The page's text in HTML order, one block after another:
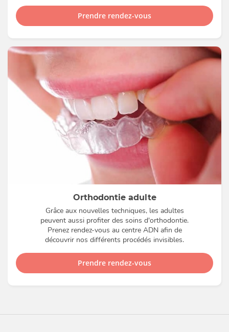
Prendre rendez-vous
Orthodontie adulte
Grâce aux nouvelles techniques, les adultes
peuvent aussi profiter des soins d'orthodontie.
Prenez rendez-vous au centre ADN afin de
découvrir nos différents procédés invisibles.
Prendre rendez-vous